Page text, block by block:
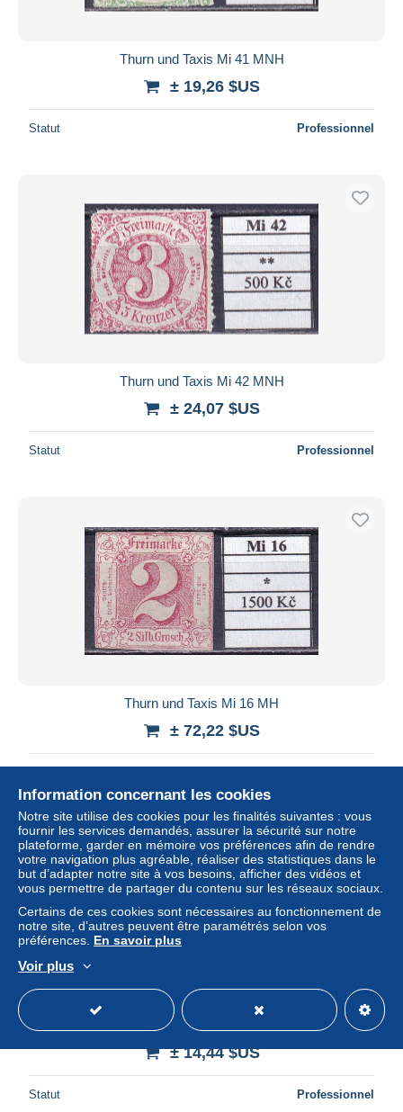
Thurn und Taxis Mi 41 MNH
± 19,26 $US
Statut Professionnel
Thurn und Taxis Mi 42 MNH
± 24,07 $US
Statut Professionnel
Thurn und Taxis Mi 16 MH
± 72,22 $US
Thurn und Taxis Mi 31 MH
± 14,44 $US
Statut Professionnel
Information concernant les cookies
Notre site utilise des cookies pour les finalités suivantes : vous
fournir les services demandés, assurer la sécurité sur notre
plateforme, garder en mémoire vos préférences afin de rendre
votre navigation plus agréable, réaliser des statistiques dans le
but d’adapter notre site à vos besoins, afficher des vidéos et
vous permettre de partager du contenu sur les réseaux sociaux.
Certains de ces cookies sont nécessaires au fonctionnement de
notre site, d’autres peuvent être paramétrés selon vos
préférences. En savoir plus
Voir plus